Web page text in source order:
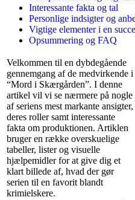
Interessante fakta og tal
Personlige indsigter og
Vigtige elementer i en
Opsummering og FAQ
Velkommen til en dybdegående
gennemgang af de medvirkende i
“Mord i Skærgården”. I denne
artikel vil vi se nærmere på nogle
af seriens mest markante ansigter,
deres roller samt interessante
fakta om produktionen. Artiklen
bruger en række overskuelige
tabeller, lister og visuelle
hjælpemidler for at give dig et
klart billede af, hvad der gør
serien til en favorit blandt
krimielskere.